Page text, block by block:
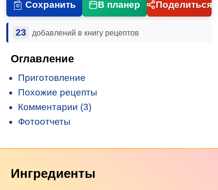
Сохранить В планер Поделиться
23 добавлений в книгу рецептов
Оглавление
Приготовление
Похожие рецепты
Комментарии (3)
Фотоотчеты
Ингредиенты